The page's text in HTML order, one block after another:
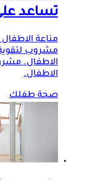
تساعد
مناعة
مشروب
الاطفال.
الاطفال.
صحة طفلك